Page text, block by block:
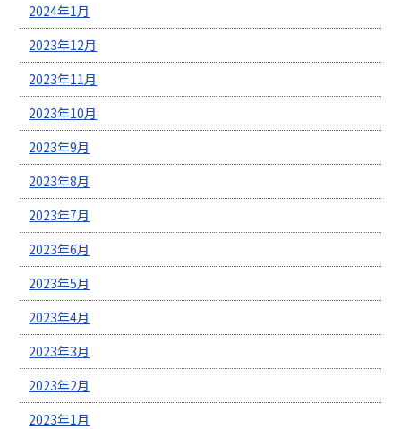
2024年1月
2023年12月
2023年11月
2023年10月
2023年9月
2023年8月
2023年7月
2023年6月
2023年5月
2023年4月
2023年3月
2023年2月
2023年1月